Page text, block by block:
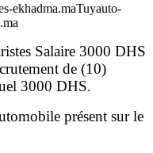
Tuyauto-
Salaire 3000 DHS
de (10)
3000 DHS.
présent sur le